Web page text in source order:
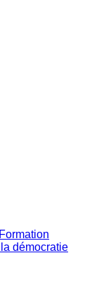
démocratie